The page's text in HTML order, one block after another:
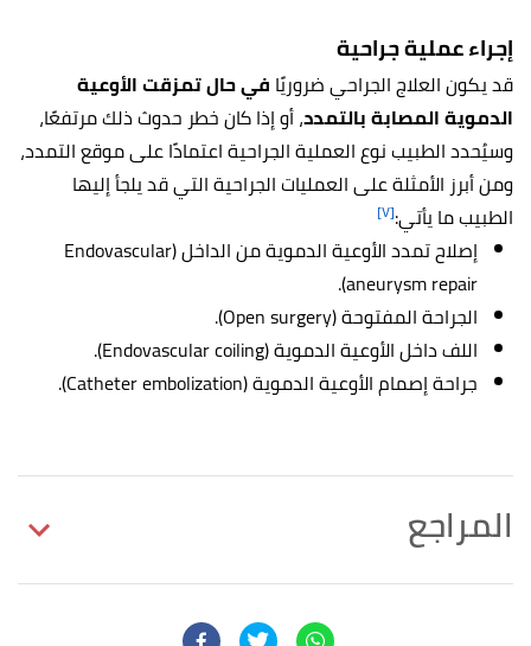
إجراء عملية جراحية
قد يكون العلاج الجراحي ضروريًا في حال تمزقت الأوعية
الدموية المصابة بالتمدد، أو إذا كان خطر حدوث ذلك مرتفعًا،
وسيُحدد الطبيب نوع العملية الجراحية اعتمادًا على موقع التمدد،
ومن أبرز الأمثلة على العمليات الجراحية التي قد يلجأ إليها
الطبيب ما يأتي:[٧]
إصلاح تمدد الأوعية الدموية من الداخل (Endovascular
aneurysm repair).
الجراحة المفتوحة (Open surgery).
اللف داخل الأوعية الدموية (Endovascular coiling).
جراحة إصمام الأوعية الدموية (Catheter embolization).
المراجع
medicalnewstoday, Retrieved 3/9/2023. Edited.